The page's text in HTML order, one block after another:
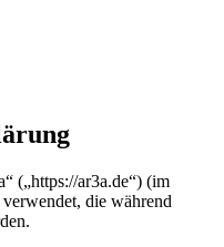
(„https://ar3a.de“) (im
die während